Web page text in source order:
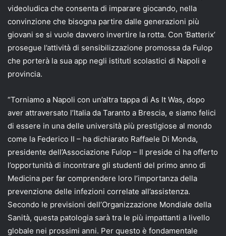
videoludica che consenta di imparare giocando, nella
convinzione che bisogna partire dalle generazioni più
giovani se si vuole davvero invertire la rotta. Con ‘Batterix’
prosegue l’attività di sensibilizzazione promossa da Fulop
che porterà la sua app negli istituti scolastici di Napoli e
provincia.
“Torniamo a Napoli con un’altra tappa di As It Was, dopo
aver attraversato l’Italia da Taranto a Brescia, e siamo felici
di essere in una delle università più prestigiose al mondo
come la Federico II – ha dichiarato Raffaele Di Monda,
presidente dell’Associazione Fulop – Il preside ci ha offerto
l’opportunità di incontrare gli studenti del primo anno di
Medicina per far comprendere loro l’importanza della
prevenzione delle infezioni correlate all’assistenza.
Secondo le previsioni dell’Organizzazione Mondiale della
Sanità, questa patologia sarà tra le più impattanti a livello
globale nei prossimi anni. Per questo è fondamentale